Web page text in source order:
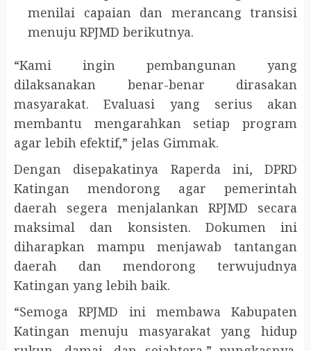
menilai capaian dan merancang transisi
menuju RPJMD berikutnya.
“Kami ingin pembangunan yang
dilaksanakan benar-benar dirasakan
masyarakat. Evaluasi yang serius akan
membantu mengarahkan setiap program
agar lebih efektif,” jelas Gimmak.
Dengan disepakatinya Raperda ini, DPRD
Katingan mendorong agar pemerintah
daerah segera menjalankan RPJMD secara
maksimal dan konsisten. Dokumen ini
diharapkan mampu menjawab tantangan
daerah dan mendorong terwujudnya
Katingan yang lebih baik.
“Semoga RPJMD ini membawa Kabupaten
Katingan menuju masyarakat yang hidup